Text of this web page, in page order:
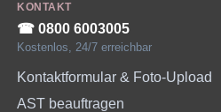
KONTAKT
☎︎ 0800 6003005
Kostenlos, 24/7 erreichbar
Kontaktformular & Foto-Upload
AST beauftragen